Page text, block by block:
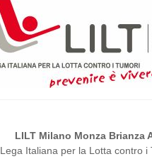
LILT Milano Monza Brianza
Lega Italiana per la Lotta contro i